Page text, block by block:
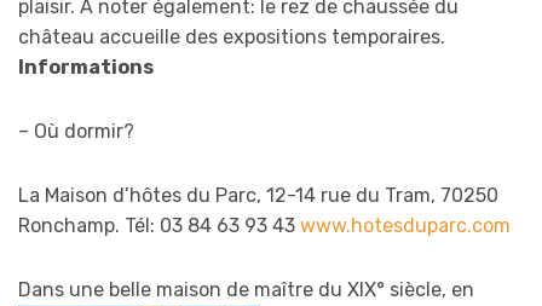
plaisir. A noter également: le rez de chaussée du
château accueille des expositions temporaires.
Informations
– Où dormir?
La Maison d’hôtes du Parc, 12-14 rue du Tram, 70250
Ronchamp. Tél: 03 84 63 93 43 www.hotesduparc.com
Dans une belle maison de maître du XIX° siècle, en